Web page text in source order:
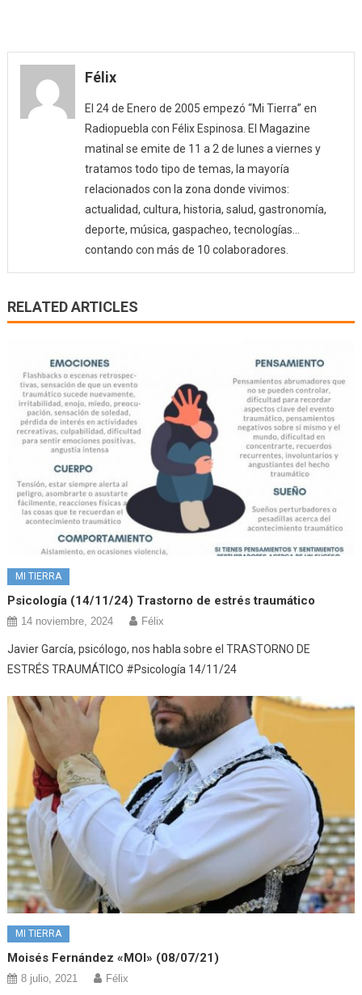
Félix
El 24 de Enero de 2005 empezó “Mi Tierra” en
Radiopuebla con Félix Espinosa. El Magazine
matinal se emite de 11 a 2 de lunes a viernes y
tratamos todo tipo de temas, la mayoría
relacionados con la zona donde vivimos:
actualidad, cultura, historia, salud, gastronomía,
deporte, música, gaspacheo, tecnologías…
contando con más de 10 colaboradores.
RELATED ARTICLES
MI TIERRA
Psicología (14/11/24) Trastorno de estrés traumático
14 noviembre, 2024 Félix
Javier García, psicólogo, nos habla sobre el TRASTORNO DE
ESTRÉS TRAUMÁTICO #Psicología 14/11/24
MI TIERRA
Moisés Fernández «MOI» (08/07/21)
8 julio, 2021 Félix